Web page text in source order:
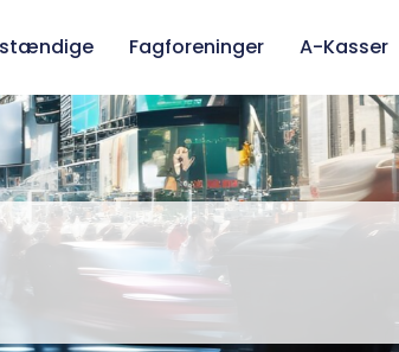
Fagforeninger A-Kasser